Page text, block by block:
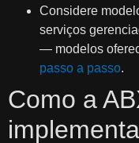
Considere
serviços
— modelos
passo a passo.
Como a